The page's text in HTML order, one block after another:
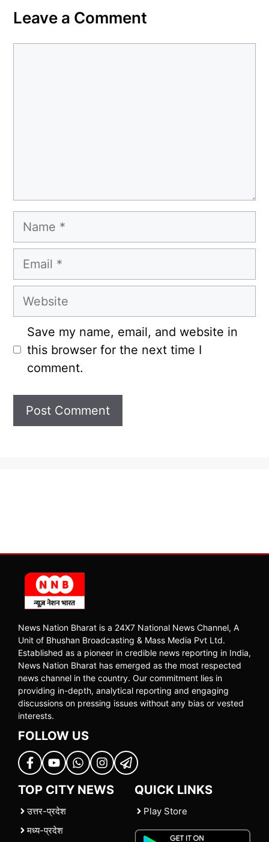
Leave a Comment
Name
Email
Website
Save my name, email, and website in
this browser for the next time I
comment.
News Nation Bharat is a 24X7 National News Channel, A
Unit of Bhushan Broadcasting & Mass Media Pvt Ltd.
Established as a pioneer in credible news reporting in India,
News Nation Bharat has emerged as the most respected
news channel in the country. Our commitment lies in
providing in-depth, analytical reporting and engaging
discussions on pressing issues without any bias or vested
interests.
FOLLOW US
TOP CITY NEWS
उत्तर-प्रदेश
मध्य-प्रदेश
QUICK LINKS
Play Store